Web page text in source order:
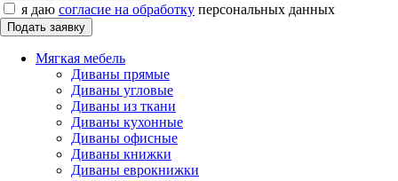
я даю согласие на обработку персональных данных
Мягкая мебель
Диваны прямые
Диваны угловые
Диваны из ткани
Диваны кухонные
Диваны офисные
Диваны книжки
Диваны еврокнижки